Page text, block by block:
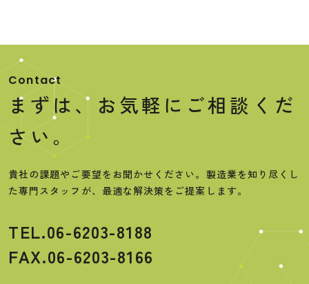
Contact
まずは、お気軽にご相談くだ
さい。
貴社の課題やご要望をお聞かせください。製造業を知り尽くし
た専門スタッフが、最適な解決策をご提案します。
TEL.06-6203-8188
FAX.06-6203-8166